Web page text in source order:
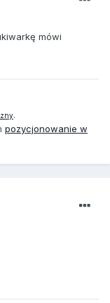
mówi
.
pozycjonowanie w